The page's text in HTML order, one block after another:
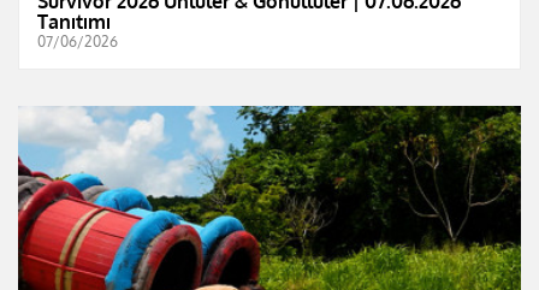
Tanıtımı
07/06/2026